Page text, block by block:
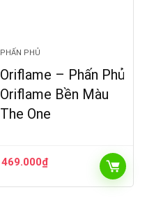
PHẤN PHỦ
Oriflame – Phấn Phủ
Oriflame Bền Màu
The One
469.000₫